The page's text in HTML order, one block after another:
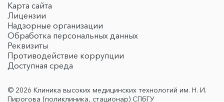
Карта сайта
Лицензии
Надзорные организации
Обработка персональных данных
Реквизиты
Противодействие коррупции
Доступная среда
© 2026 Клиника высоких медицинских технологий им. Н. И.
Пирогова (поликлиника, стационар) СПбГУ